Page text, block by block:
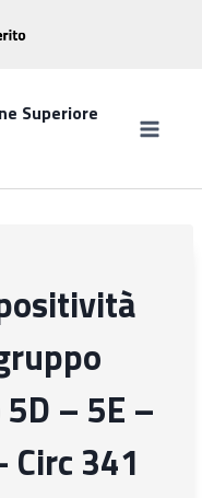
Superiore
– 5E –
Circ 341